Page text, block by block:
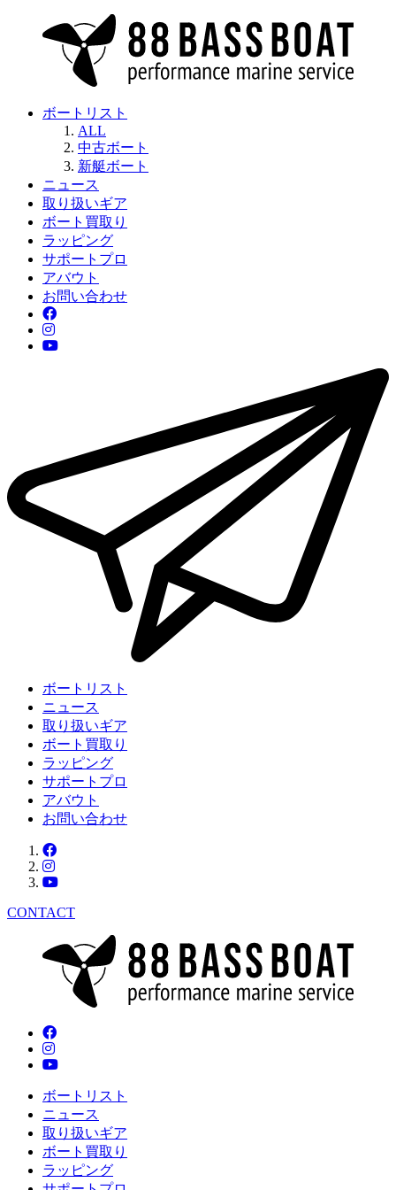
ボートリスト
ALL
中古ボート
新艇ボート
ニュース
取り扱いギア
ボート買取り
ラッピング
サポートプロ
アバウト
お問い合わせ
ボートリスト
ニュース
取り扱いギア
ボート買取り
ラッピング
サポートプロ
アバウト
お問い合わせ
CONTACT
ボートリスト
ニュース
取り扱いギア
ボート買取り
ラッピング